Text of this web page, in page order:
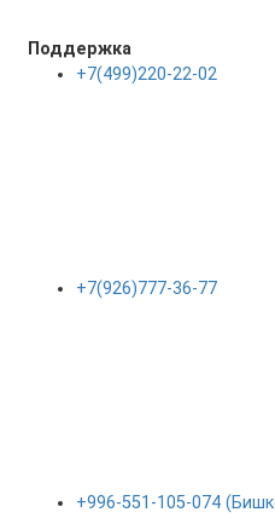
Поддержка
+7(499)220-22-02
+7(926)777-36-77
+996-551-105-074